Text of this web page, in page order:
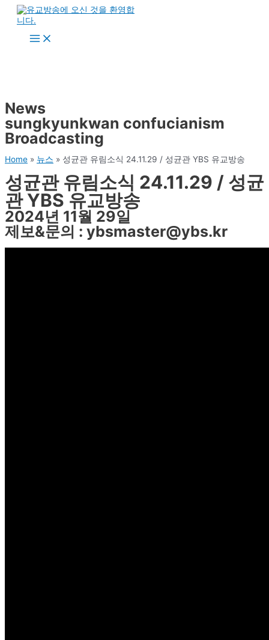
Main
Menu
News
sungkyunkwan confucianism
Broadcasting
Home » 뉴스 » 성균관 유림소식 24.11.29 / 성균관 YBS 유교방송
성균관 유림소식 24.11.29 / 성균
관 YBS 유교방송
2024년 11월 29일
제보&문의 : ybsmaster@ybs.kr